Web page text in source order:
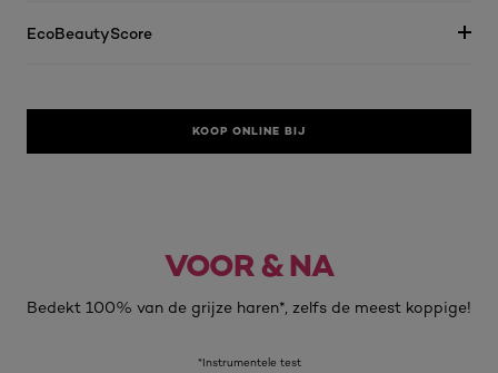
EcoBeautyScore
KOOP ONLINE BIJ
VOOR & NA
Bedekt 100% van de grijze haren*, zelfs de meest koppige!
*Instrumentele test